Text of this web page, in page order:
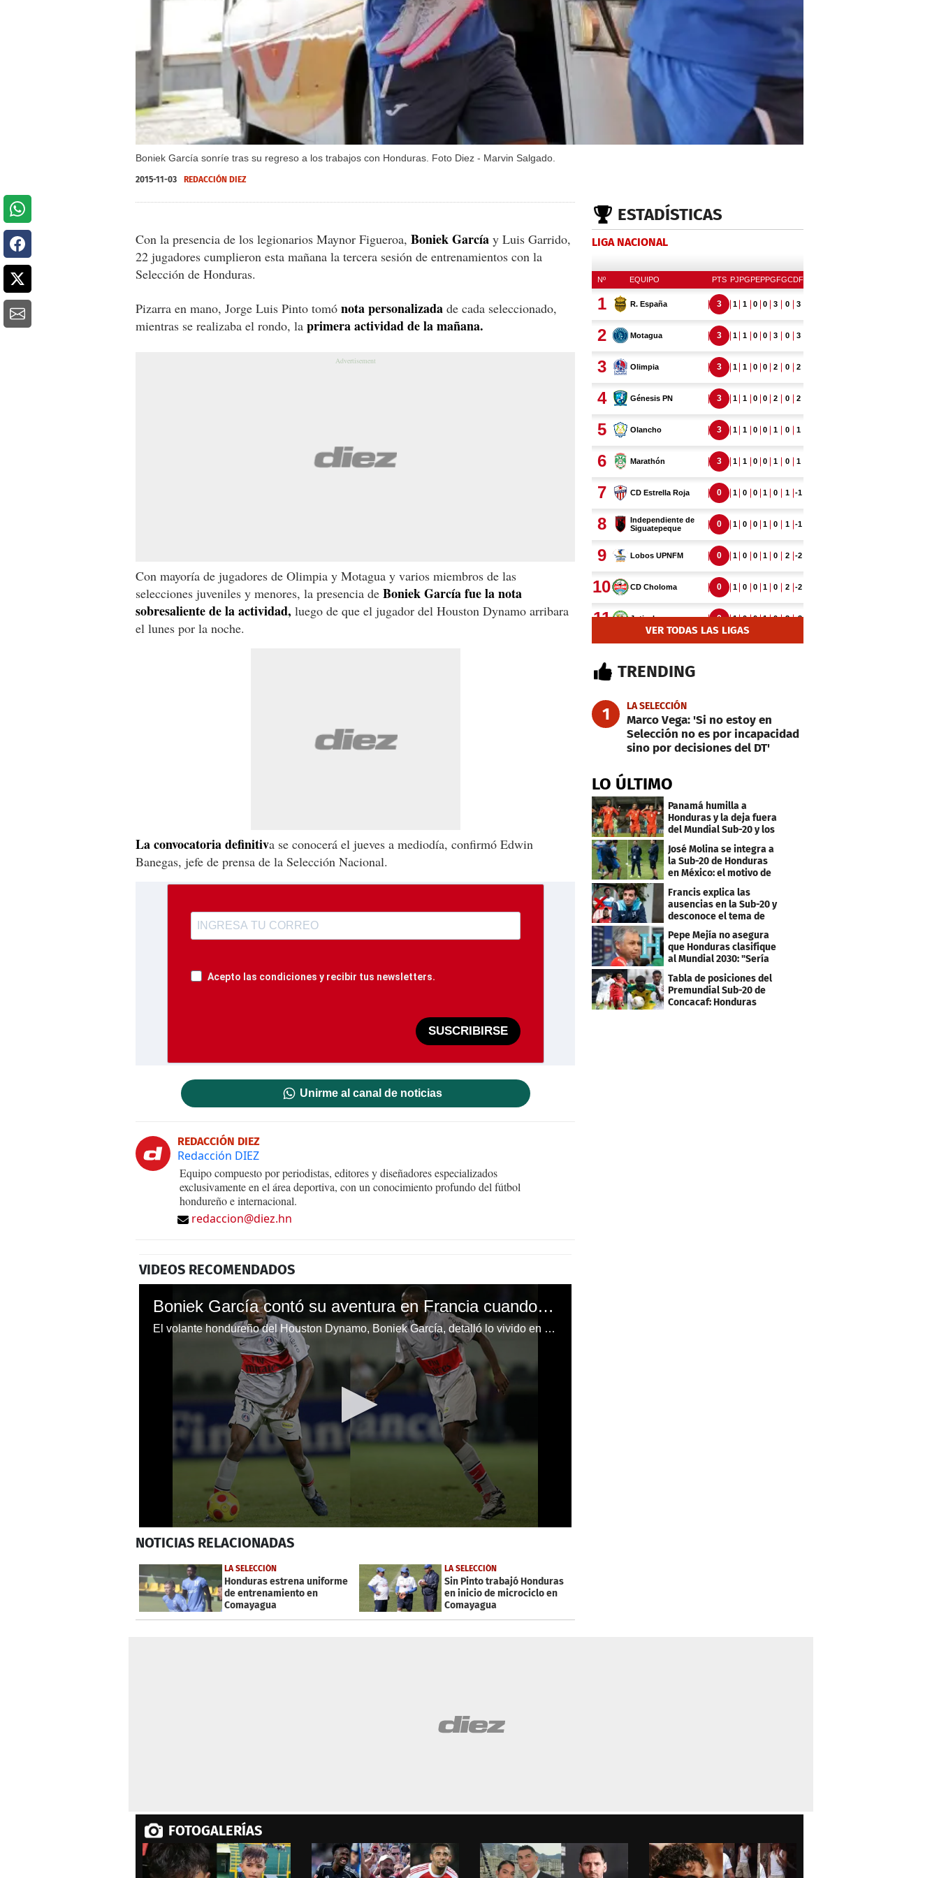
Boniek García sonríe tras su regreso a los trabajos con Honduras. Foto Diez - Marvin Salgado.
2015-11-03 REDACCIÓN DIEZ
Con la presencia de los legionarios Maynor Figueroa, Boniek García y Luis Garrido,
22 jugadores cumplieron esta mañana la tercera sesión de entrenamientos con la
Selección de Honduras.
Pizarra en mano, Jorge Luis Pinto tomó nota personalizada de cada seleccionado,
mientras se realizaba el rondo, la primera actividad de la mañana.
Con mayoría de jugadores de Olimpia y Motagua y varios miembros de las
selecciones juveniles y menores, la presencia de Boniek García fue la nota
sobresaliente de la actividad, luego de que el jugador del Houston Dynamo arribara
el lunes por la noche.
La convocatoria definitiva se conocerá el jueves a mediodía, confirmó Edwin
Banegas, jefe de prensa de la Selección Nacional.
Acepto las condiciones y recibir tus newsletters.
SUSCRIBIRSE
Unirme al canal de noticias
REDACCIÓN DIEZ
Redacción DIEZ
Equipo compuesto por periodistas, editores y diseñadores especializados
exclusivamente en el área deportiva, con un conocimiento profundo del fútbol
hondureño e internacional.
redaccion@diez.hn
VIDEOS RECOMENDADOS
Boniek García contó su aventura en Francia cuando probó suerte con el PSG
El volante hondureño del Houston Dynamo, Boniek García, detalló lo vivido en 2008 cuando probó suerte en el PSG.
seconds
2
minutes,
2
secondsVolume
0%
NOTICIAS RELACIONADAS
LA SELECCIÓN
Honduras estrena uniforme
de entrenamiento en
Comayagua
LA SELECCIÓN
Sin Pinto trabajó Honduras
en inicio de microciclo en
Comayagua
ESTADÍSTICAS
LIGA NACIONAL
VER TODAS LAS LIGAS
TRENDING
1 LA SELECCIÓN
Marco Vega: 'Si no estoy en
Selección no es por incapacidad
sino por decisiones del DT'
LO ÚLTIMO
Panamá humilla a
Honduras y la deja fuera
del Mundial Sub-20 y los
Juegos Olímpicos
José Molina se integra a
la Sub-20 de Honduras
en México: el motivo de
su viaje
Francis explica las
ausencias en la Sub-20 y
desconoce el tema de
los tiktokers
Pepe Mejía no asegura
que Honduras clasifique
al Mundial 2030: "Sería
mentir"
Tabla de posiciones del
Premundial Sub-20 de
Concacaf: Honduras
FOTOGALERÍAS